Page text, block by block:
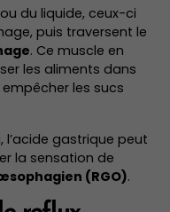
du liquide, ceux-ci
puis traversent le
. Ce muscle en
les aliments dans
les sucs
gastrique peut
la sensation de
(RGO).